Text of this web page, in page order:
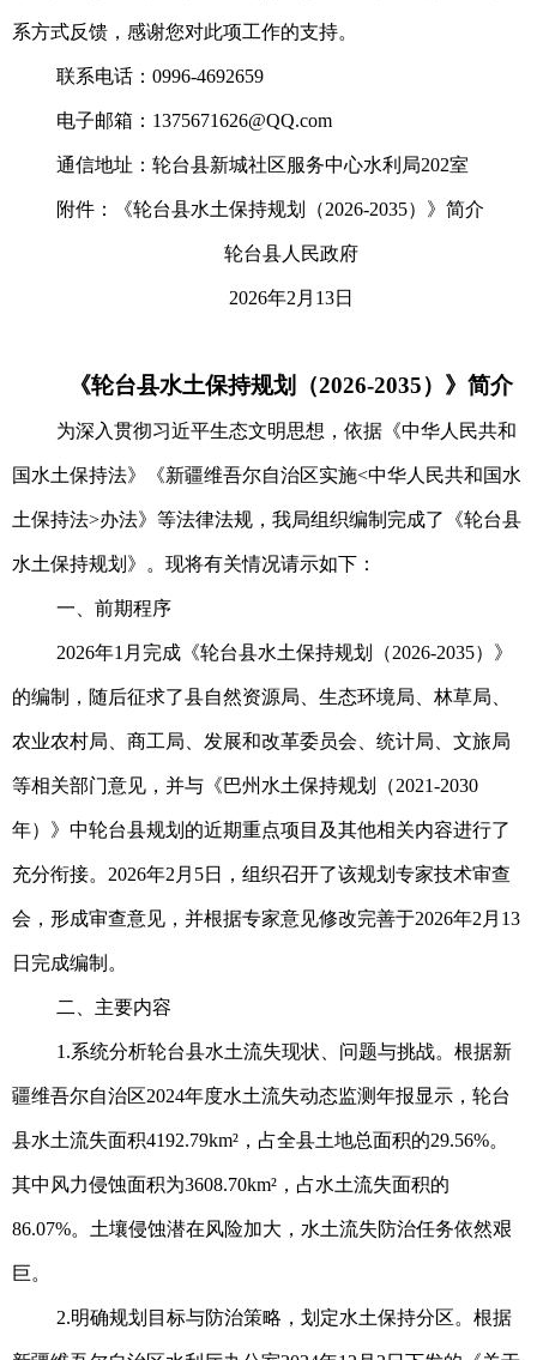
系方式反馈，感谢您对此项工作的支持。
联系电话：0996-4692659
电子邮箱：1375671626@QQ.com
通信地址：轮台县新城社区服务中心水利局202室
附件：《轮台县水土保持规划（2026-2035）》简介
轮台县人民政府
2026年2月13日
《轮台县水土保持规划（2026-2035）》简介
为深入贯彻习近平生态文明思想，依据《中华人民共和
国水土保持法》《新疆维吾尔自治区实施<中华人民共和国水
土保持法>办法》等法律法规，我局组织编制完成了《轮台县
水土保持规划》。现将有关情况请示如下：
一、前期程序
2026年1月完成《轮台县水土保持规划（2026-2035）》
的编制，随后征求了县自然资源局、 生态环境局 、林草局、
农业农村局、商工局、 发展和改革委员会 、统计局、文旅局
等相关部门意见，并与《巴州水土保持规划（2021-2030
年）》中轮台县规划的近期重点项目及其他相关内容进行了
充分衔接。2026年2月5日，组织召开了该规划专家技术审查
会，形成审查意见，并根据专家意见修改完善于2026年2月13
日完成编制。
二、主要内容
1.系统分析轮台县水土流失现状、问题与挑战。根据新
疆维吾尔自治区2024年度水土流失动态监测年报显示，轮台
县水土流失面积4192.79km²，占全县土地总面积的29.56%。
其中风力侵蚀面积为3608.70km²，占水土流失面积的
86.07%。土壤侵蚀潜在风险加大，水土流失防治任务依然艰
巨。
2.明确规划目标与防治策略，划定水土保持分区。根据